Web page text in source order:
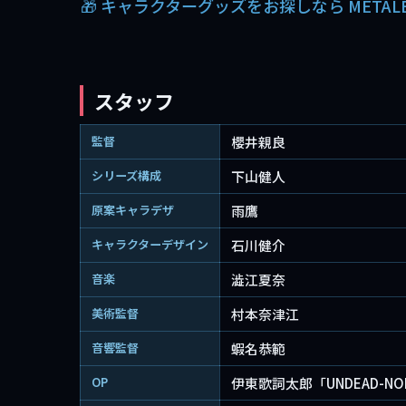
🎁 キャラクターグッズをお探しなら
スタッフ
監督 櫻井親良
シリーズ構成 下山健人
原案キャラデザ 雨鷹
キャラクターデザイン 石川健介
音楽 澁江夏奈
美術監督 村本奈津江
音響監督 蝦名恭範
OP 伊東歌詞太郎「UNDEAD-